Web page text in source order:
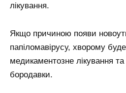
лікування.
Якщо причиною появи
папіломавірусу, хворому
медикаментозне лікування
бородавки.